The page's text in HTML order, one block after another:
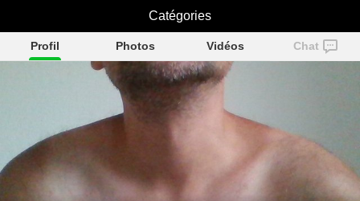
CuddleBear
Profil Photos Vidéos Chat
Catégories